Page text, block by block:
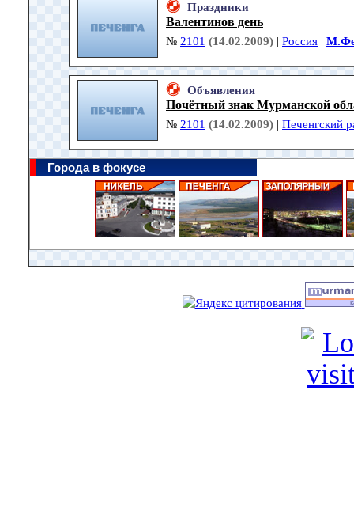
Праздники
Валентинов день
№ 2101 (14.02.2009) | Россия |
Объявления
Почётный знак Мурманской
№ 2101 (14.02.2009) | Печенгский
Города в фокусе